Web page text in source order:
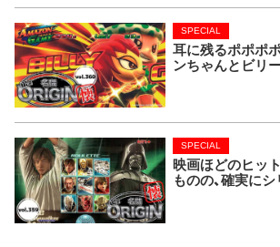
耳に残るポポポ
ンちゃんとビリ
SPECIAL
映画ほどのヒッ
ものの、確実に
SPECIAL